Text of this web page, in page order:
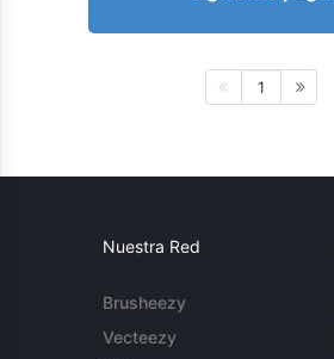
1
Nuestra Red
Brusheezy
Vecteezy